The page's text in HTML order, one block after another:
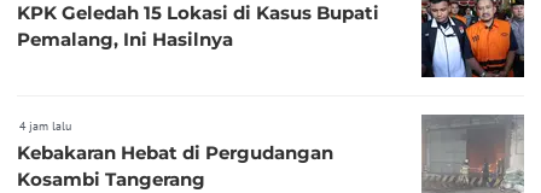
KPK Geledah 15 Lokasi di Kasus Bupati
Pemalang, Ini Hasilnya
4 jam lalu
Kebakaran Hebat di Pergudangan
Kosambi Tangerang